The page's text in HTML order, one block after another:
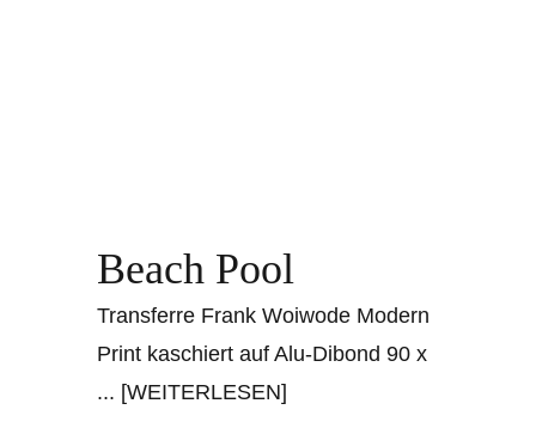
Beach Pool
Transferre Frank Woiwode Modern
Print kaschiert auf Alu-Dibond 90 x
... [WEITERLESEN]